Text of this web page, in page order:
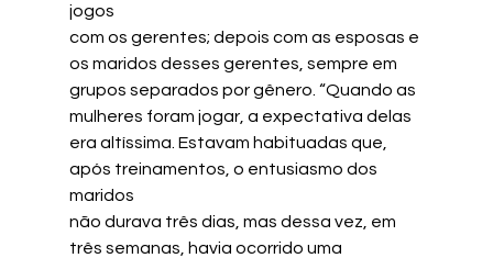
jogos
com os gerentes; depois com as esposas e
os maridos desses gerentes, sempre em
grupos separados por gênero. “Quando as
mulheres foram jogar, a expectativa delas
era altíssima. Estavam habituadas que,
após treinamentos, o entusiasmo dos
maridos
não durava três dias, mas dessa vez, em
três semanas, havia ocorrido uma